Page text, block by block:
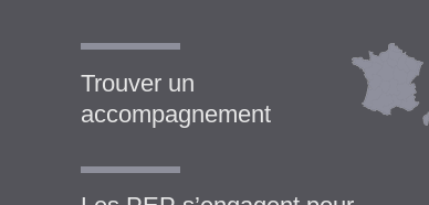
Trouver un
accompagnement